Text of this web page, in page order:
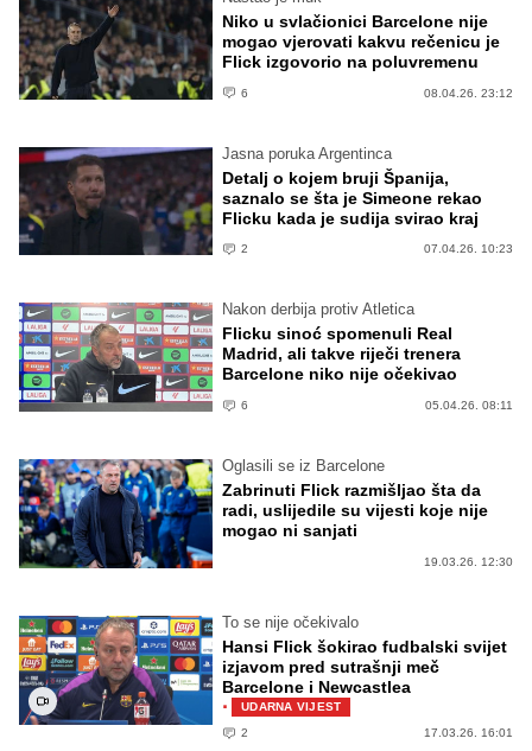
Niko u svlačionici Barcelone nije
mogao vjerovati kakvu rečenicu je
Flick izgovorio na poluvremenu
6 08.04.26. 23:12
Jasna poruka Argentinca
Detalj o kojem bruji Španija,
saznalo se šta je Simeone rekao
Flicku kada je sudija svirao kraj
2 07.04.26. 10:23
Nakon derbija protiv Atletica
Flicku sinoć spomenuli Real
Madrid, ali takve riječi trenera
Barcelone niko nije očekivao
6 05.04.26. 08:11
Oglasili se iz Barcelone
Zabrinuti Flick razmišljao šta da
radi, uslijedile su vijesti koje nije
mogao ni sanjati
19.03.26. 12:30
To se nije očekivalo
Hansi Flick šokirao fudbalski svijet
izjavom pred sutrašnji meč
Barcelone i Newcastlea
·
UDARNA VIJEST
2
17.03.26. 16:01